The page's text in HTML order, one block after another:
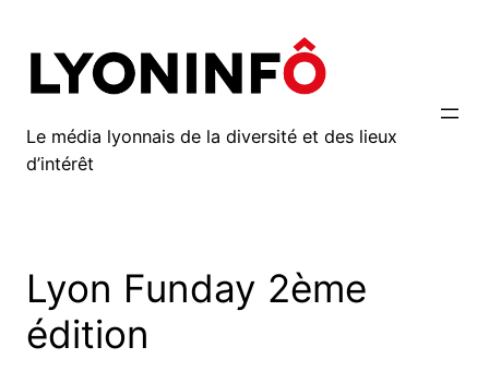
contenu
Le média lyonnais de la diversité et des lieux
d’intérêt
Lyon Funday 2ème
édition